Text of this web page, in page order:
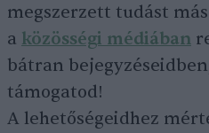
megszerzett tudást
a közösségi médiában
bátran
támogatod!
A lehetőségeidhez